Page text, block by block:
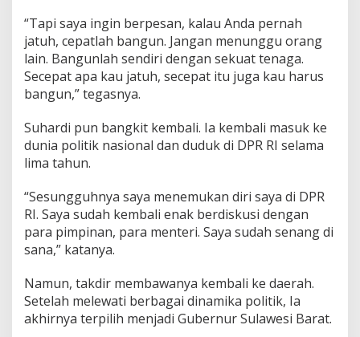
“Tapi saya ingin berpesan, kalau Anda pernah
jatuh, cepatlah bangun. Jangan menunggu orang
lain. Bangunlah sendiri dengan sekuat tenaga.
Secepat apa kau jatuh, secepat itu juga kau harus
bangun,” tegasnya.
Suhardi pun bangkit kembali. Ia kembali masuk ke
dunia politik nasional dan duduk di DPR RI selama
lima tahun.
“Sesungguhnya saya menemukan diri saya di DPR
RI. Saya sudah kembali enak berdiskusi dengan
para pimpinan, para menteri. Saya sudah senang di
sana,” katanya.
Namun, takdir membawanya kembali ke daerah.
Setelah melewati berbagai dinamika politik, Ia
akhirnya terpilih menjadi Gubernur Sulawesi Barat.